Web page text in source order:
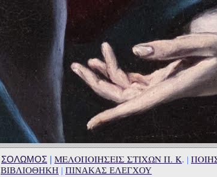
ΣΟΛΩΜΟΣ | ΜΕΛΟΠΟΙΗΣΕΙΣ ΣΤΙΧΩΝ Π. Κ. |
ΒΙΒΛΙΟΘΗΚΗ | ΠΙΝΑΚΑΣ ΕΛΕΓΧΟΥ